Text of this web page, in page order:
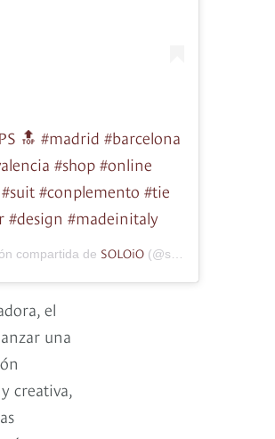
🔝 #madrid #barcelona
#shop #online
#conplemento #tie
#design #madeinitaly
compartida de SOLOiO (@soloiomoda) el
el
una
creativa,